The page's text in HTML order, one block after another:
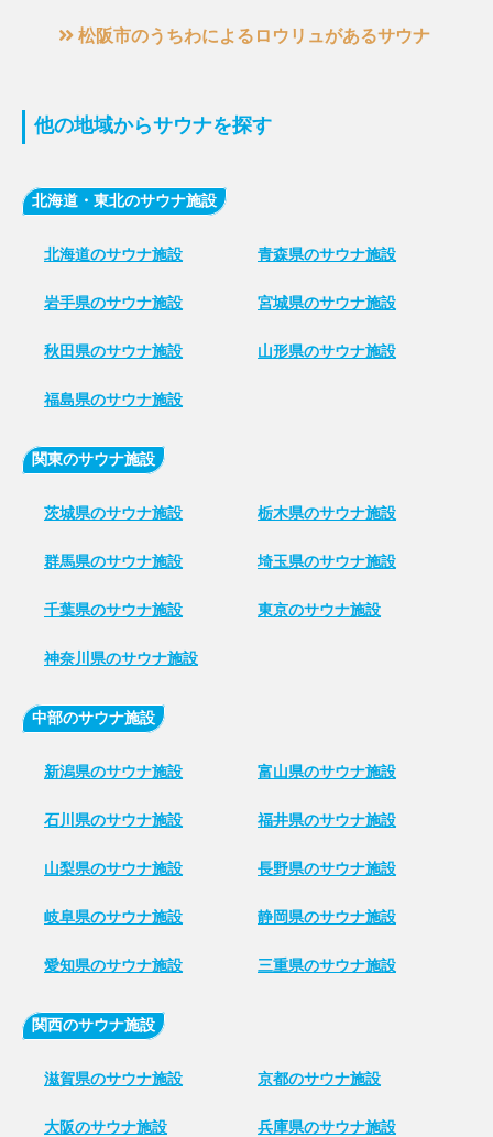
松阪市のうちわによるロウリュがあるサウナ
他の地域からサウナを探す
北海道・東北のサウナ施設
北海道のサウナ施設 青森県のサウナ施設
岩手県のサウナ施設 宮城県のサウナ施設
秋田県のサウナ施設 山形県のサウナ施設
福島県のサウナ施設
関東のサウナ施設
茨城県のサウナ施設 栃木県のサウナ施設
群馬県のサウナ施設 埼玉県のサウナ施設
千葉県のサウナ施設 東京のサウナ施設
神奈川県のサウナ施設
中部のサウナ施設
新潟県のサウナ施設 富山県のサウナ施設
石川県のサウナ施設 福井県のサウナ施設
山梨県のサウナ施設 長野県のサウナ施設
岐阜県のサウナ施設 静岡県のサウナ施設
愛知県のサウナ施設 三重県のサウナ施設
関西のサウナ施設
滋賀県のサウナ施設 京都のサウナ施設
大阪のサウナ施設 兵庫県のサウナ施設